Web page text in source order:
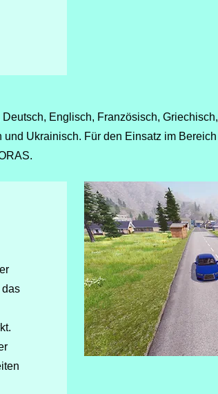
Englisch, Französisch, Griechisch,
Ukrainisch. Für den Einsatz im Bereich
das